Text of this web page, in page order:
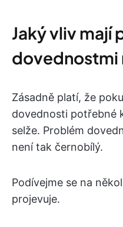
Jaký vliv mají
dovednostmi
Zásadně platí, že
dovednosti potřebné
selže. Problém
není tak černobílý.
Podívejme se na
projevuje.